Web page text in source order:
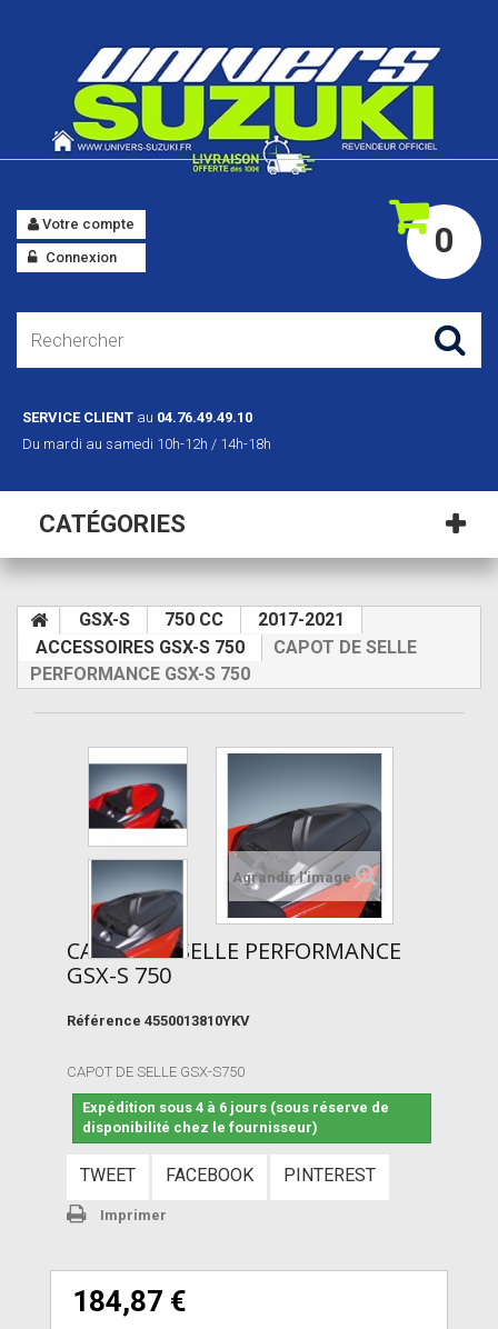
0
Votre compte
Connexion
SERVICE CLIENT au 04.76.49.49.10
Du mardi au samedi 10h-12h / 14h-18h
CATÉGORIES
GSX-S 750 CC
2017-2021
ACCESSOIRES GSX-S 750
CAPOT DE SELLE
PERFORMANCE GSX-S 750
Agrandir l'image
CAPOT DE SELLE PERFORMANCE
GSX-S 750
Référence 4550013810YKV
CAPOT DE SELLE GSX-S750
Expédition sous 4 à 6 jours (sous réserve de
disponibilité chez le fournisseur)
TWEET FACEBOOK PINTEREST
Imprimer
184,87 €